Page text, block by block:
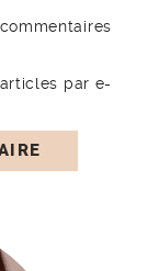
par e-